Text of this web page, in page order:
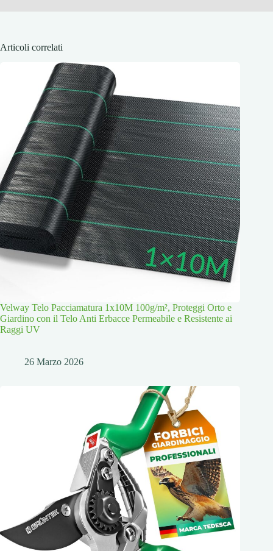
Articoli correlati
Velway Telo Pacciamatura 1x10M 100g/m², Proteggi Orto e
Giardino con il Telo Anti Erbacce Permeabile e Resistente ai
Raggi UV
26 Marzo 2026